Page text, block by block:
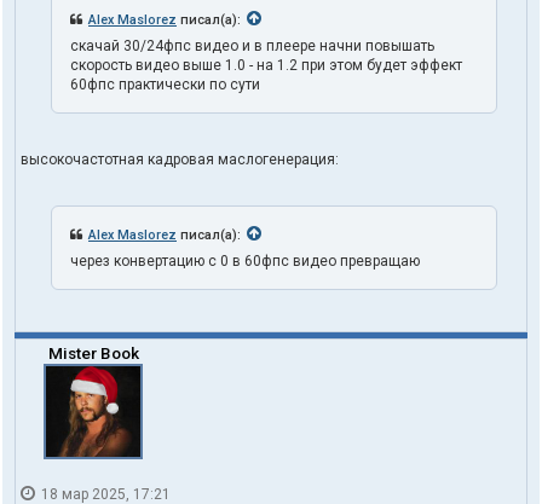
Alex Maslorez писал(а):
скачай 30/24фпс видео и в плеере начни повышать
скорость видео выше 1.0 - на 1.2 при этом будет эффект
60фпс практически по сути
высокочастотная кадровая маслогенерация:
Alex Maslorez писал(а):
через конвертацию с 0 в 60фпс видео превращаю
Mister Book
18 мар 2025, 17:21